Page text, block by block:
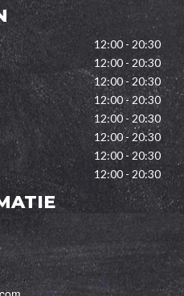
12:00 - 20:30
12:00 - 20:30
12:00 - 20:30
12:00 - 20:30
12:00 - 20:30
12:00 - 20:30
12:00 - 20:30
12:00 - 20:30